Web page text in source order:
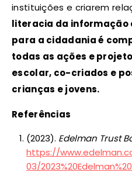
instituições e criarem
literacia da informação
para a cidadania é
todas as ações e
escolar, co-criados e
crianças e jovens.
Referências
(2023). Edelman Trust
https://
03/